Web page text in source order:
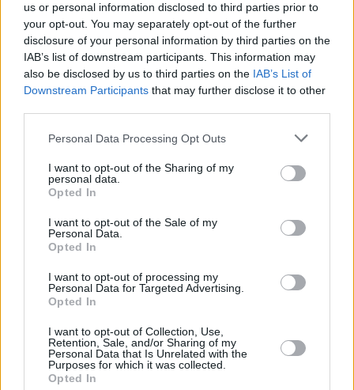
us or personal information disclosed to third parties prior to
your opt-out. You may separately opt-out of the further
disclosure of your personal information by third parties on the
IAB’s list of downstream participants. This information may
also be disclosed by us to third parties on the IAB’s List of
Downstream Participants that may further disclose it to other
Personal Data Processing Opt Outs
I want to opt-out of the Sharing of my
personal data.
Opted In
I want to opt-out of the Sale of my
Personal Data.
Opted In
I want to opt-out of processing my
Personal Data for Targeted Advertising.
Opted In
I want to opt-out of Collection, Use,
Retention, Sale, and/or Sharing of my
Personal Data that Is Unrelated with the
Purposes for which it was collected.
Opted In
Eingemachte Pfirsiche
Leicht
Einfaches Birnenkompott
Leicht
Quittenkompott mit Rosinen und
Vanille
Kirschkompott
Weintraubenkompott
Leicht
Süß-Saurer Kürbis